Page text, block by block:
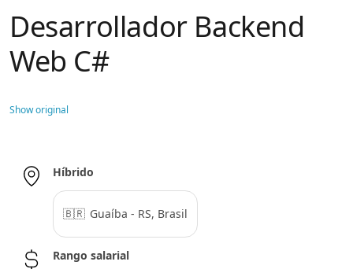
Desarrollador Backend
Web C#
Show original
Híbrido
🇧🇷 Guaíba - RS, Brasil
Rango salarial